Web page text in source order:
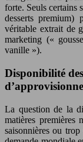
forte. Seuls certains
desserts premium)
véritable extrait de
marketing («
vanille »).
Disponibilité
La question de la
matières premières
saisonnières ou